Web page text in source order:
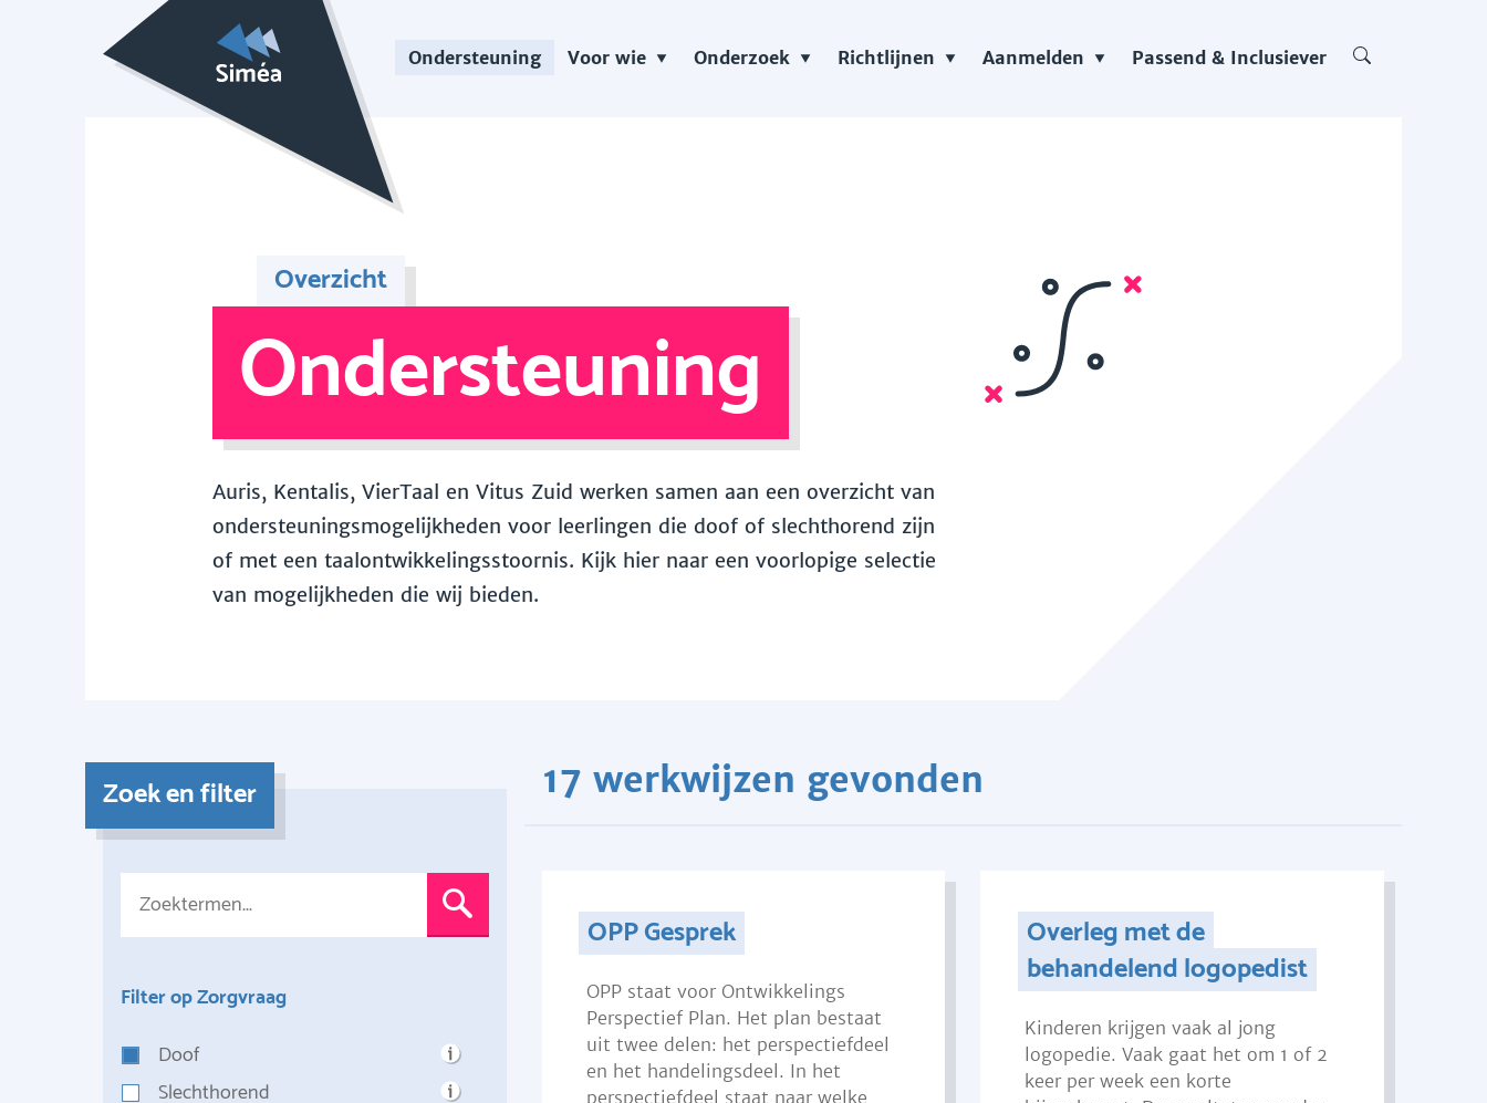
Ondersteuning Voor wie Onderzoek Richtlijnen Aanmelden Passend & Inclusiever
Overzicht
Ondersteuning
Auris, Kentalis, VierTaal en Vitus Zuid werken samen aan een overzicht van
ondersteuningsmogelijkheden voor leerlingen die doof of slechthorend zijn
of met een taalontwikkelingsstoornis. Kijk hier naar een voorlopige selectie
van mogelijkheden die wij bieden.
Zoek en filter
Filter op Zorgvraag
Doof
Slechthorend
17 werkwijzen gevonden
OPP Gesprek
OPP staat voor Ontwikkelings
Perspectief Plan. Het plan bestaat
uit twee delen: het perspectiefdeel
en het handelingsdeel. In het
perspectiefdeel staat naar welke
Overleg met de
behandelend logopedist
Kinderen krijgen vaak al jong
logopedie. Vaak gaat het om 1 of 2
keer per week een korte